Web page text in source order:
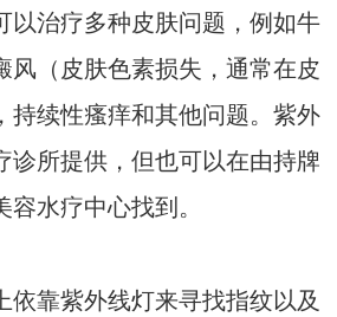
以治疗多种皮肤问题，例如牛
风（皮肤色素损失，通常在皮
持续性瘙痒和其他问题。紫外
诊所提供，但也可以在由持牌
水疗中心找到。
依靠紫外线灯来寻找指纹以及